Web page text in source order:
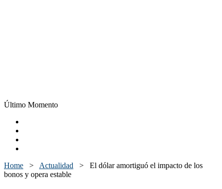
Último Momento
Home > Actualidad > El dólar amortiguó el impacto de los
bonos y opera estable